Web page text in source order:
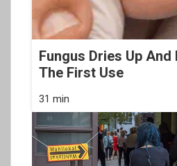
Fungus Dries Up
The First Use
31 min